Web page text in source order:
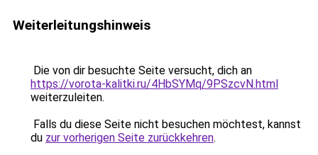
Weiterleitungshinweis
Die von dir besuchte Seite versucht, dich an
https://vorota-kalitki.ru/4HbSYMq/9PSzcvN.html
weiterzuleiten.
Falls du diese Seite nicht besuchen möchtest, kannst
du zur vorherigen Seite zurückkehren.